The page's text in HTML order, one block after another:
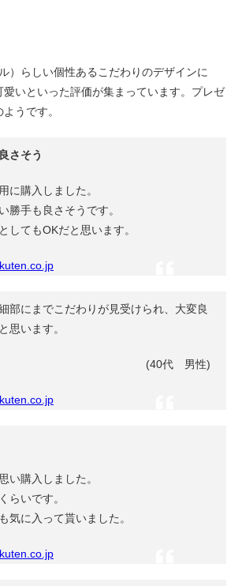
）らしい個性あるこだわりのデザインに
愛いといった評価が集まっています。プレゼ
うです。
さそう
に購入しました。
勝手も良さそうです。
してもOKだと思います。
部にまでこだわりが見受けられ、大変良
思います。
(40代 男性)
い購入しました。
らいです。
気に入って貰いました。